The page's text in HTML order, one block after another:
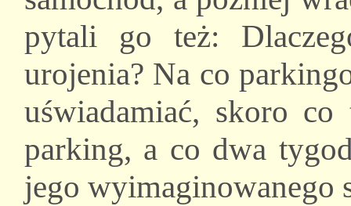
pytali go też:
urojenia? Na co
uświadamiać, skoro
parking, a co dwa
jego wyimaginowanego